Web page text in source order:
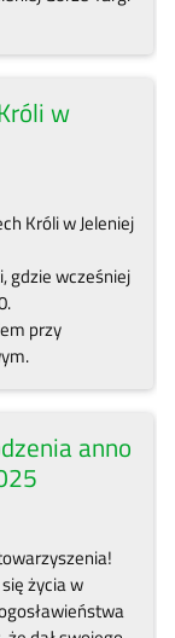
w
Króli w Jeleniej
gdzie wcześniej
przy
anno
życia w